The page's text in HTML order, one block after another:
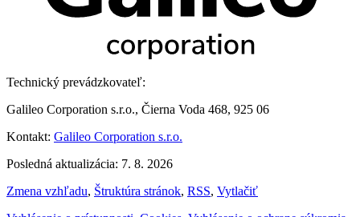
Technický prevádzkovateľ:
Galileo Corporation s.r.o., Čierna Voda 468, 925 06
Kontakt: Galileo Corporation s.r.o.
Posledná aktualizácia: 7. 8. 2026
Zmena vzhľadu, Štruktúra stránok, RSS, Vytlačiť